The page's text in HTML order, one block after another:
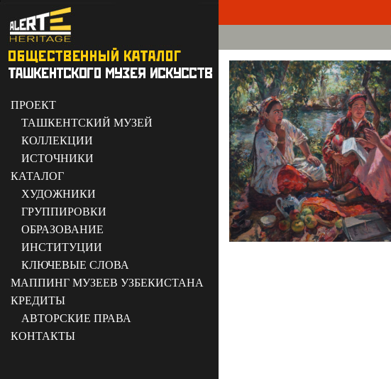
ПРОЕКТ
ТАШКЕНТСКИЙ МУЗЕЙ
КОЛЛЕКЦИИ
ИСТОЧНИКИ
КАТАЛОГ
ХУДОЖНИКИ
ГРУППИРОВКИ
ОБРАЗОВАНИЕ
ИНСТИТУЦИИ
КЛЮЧЕВЫЕ СЛОВА
МАППИНГ МУЗЕЕВ УЗБЕКИСТАНА
КРЕДИТЫ
АВТОРСКИЕ ПРАВА
КОНТАКТЫ